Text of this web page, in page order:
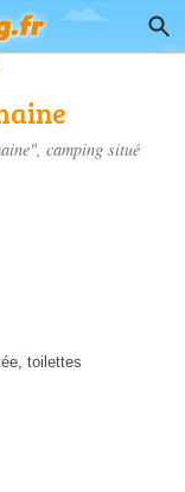
camping situé
toilettes